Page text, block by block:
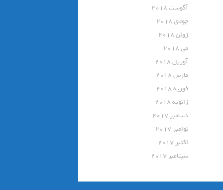
آگوست 2018
جولای 2018
ژوئن 2018
می 2018
آوریل 2018
مارس 2018
فوریه 2018
ژانویه 2018
دسامبر 2017
نوامبر 2017
اکتبر 2017
سپتامبر 2017